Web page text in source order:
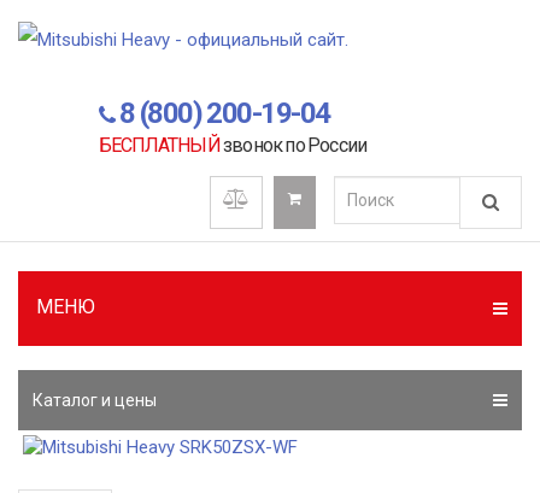
8 (800) 200-19-04
БЕСПЛАТНЫЙзвонок по России
МЕНЮ
Каталог и цены